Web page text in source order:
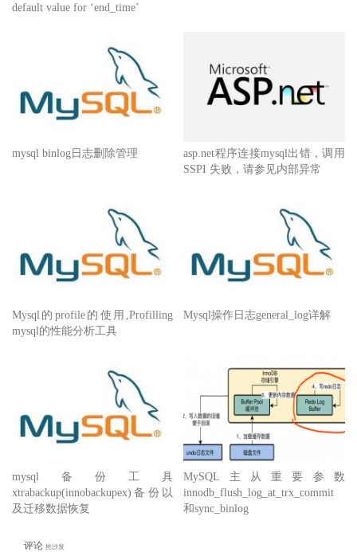
default value for ‘end_time’
mysql binlog日志删除管理
asp.net程序连接mysql出错，调用
SSPI 失败，请参见内部异常
Mysql的profile的使用,Profilling
mysql的性能分析工具
Mysql操作日志general_log详解
mysql备份工具
xtrabackup(innobackupex)备份以
及迁移数据恢复
MySQL主从重要参数
innodb_flush_log_at_trx_commit
和sync_binlog
评论 抢沙发